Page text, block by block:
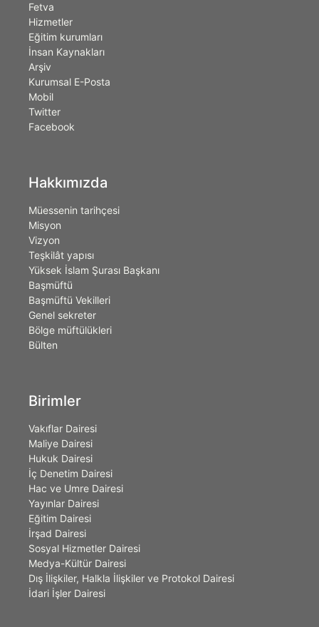
Fetva
Hizmetler
Eğitim kurumları
İnsan Kaynakları
Arşiv
Kurumsal E-Posta
Mobil
Twitter
Facebook
Hakkımızda
Müessenin tarihçesi
Misyon
Vizyon
Teşkilât yapısı
Yüksek İslam Şurası Başkanı
Başmüftü
Başmüftü Vekilleri
Genel sekreter
Bölge müftülükleri
Bülten
Birimler
Vakıflar Dairesi
Maliye Dairesi
Hukuk Dairesi
İç Denetim Dairesi
Hac ve Umre Dairesi
Yayınlar Dairesi
Eğitim Dairesi
İrşad Dairesi
Sosyal Hizmetler Dairesi
Medya-Kültür Dairesi
Dış İlişkiler, Halkla İlişkiler ve Protokol Dairesi
İdari İşler Dairesi